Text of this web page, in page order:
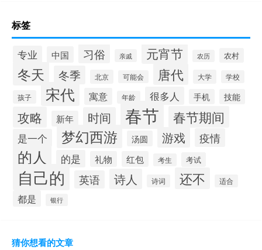
标签
专业 中国 习俗 亲戚 元宵节 农历 农村
冬天 冬季 北京 可能会 唐代 大学 学校
孩子 宋代 寓意 年龄 很多人 手机 技能
攻略 新年 时间 春节 春节期间
是一个 梦幻西游 汤圆 游戏 疫情
的人 的是 礼物 红包 考生 考试
自己的 英语 诗人 诗词 还不 适合
都是 银行
猜你想看的文章